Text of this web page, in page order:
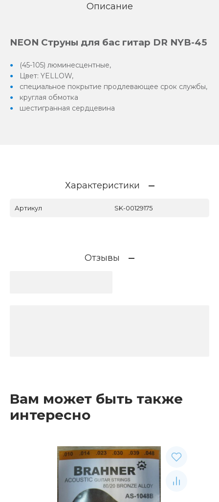
Описание
NEON Струны для бас гитар DR NYB-45
(45-105) люминесцентные,
Цвет: YELLOW,
специальное покрытие продлевающее срок службы,
круглая обмотка
шестигранная сердцевина
Характеристики
Артикул SK-00129175
Отзывы
Вам может быть также
интересно